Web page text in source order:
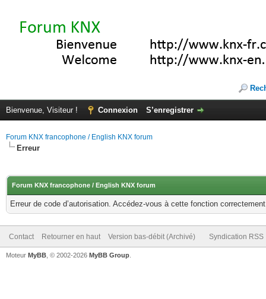
Bienvenue, Visiteur ! Connexion S’enregistrer
Forum KNX francophone / English KNX forum
Erreur
Forum KNX francophone / English KNX forum
Erreur de code d’autorisation. Accédez-vous à cette fonction
Contact Retourner en haut Version bas-débit (Archivé) Syndication RSS
Moteur MyBB , © 2002-2026 MyBB Group